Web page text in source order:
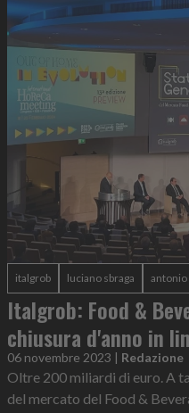
italgrob luciano sbraga
Italgrob: Food &
chiusura d'anno in
06 novembre 2023 | Redazione
Oltre 200 miliardi di euro. A
del mercato del Food &